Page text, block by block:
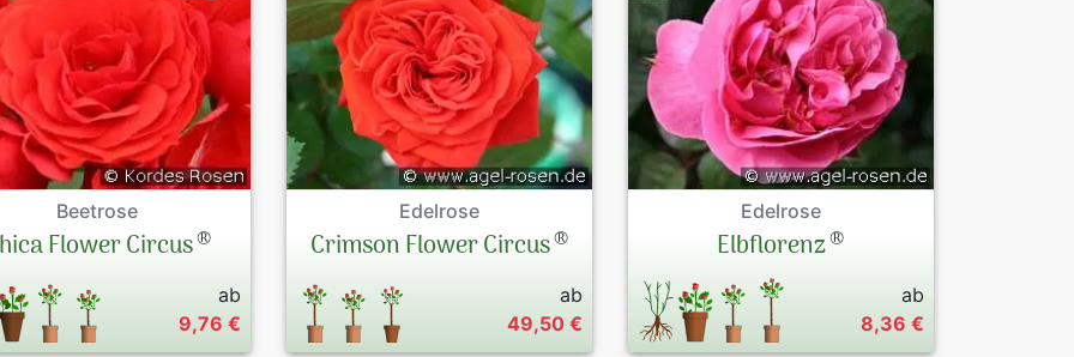
Beetrose
Flower Circus®
ab
9,76 €
Edelrose
Crimson Flower Circus®
ab
49,50 €
Edelrose
Elbflorenz®
ab
8,36 €